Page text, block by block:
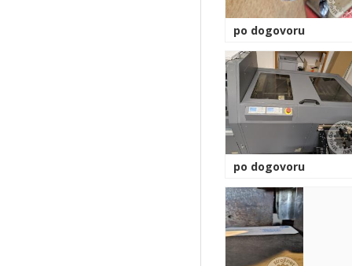
po dogovoru
po dogovoru